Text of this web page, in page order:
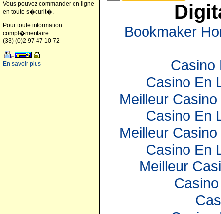
Vous pouvez commander en ligne
en toute s�curit�.
Pour toute information
compl�mentaire :
(33) (0)2 97 47 10 72
En savoir plus
Bookmaker
Casino
Casino En
Meilleur
Casino En
Meilleur
Casino En
Meilleur